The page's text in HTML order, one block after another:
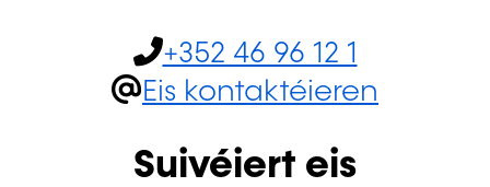
+352 46 96 12 1
Eis kontaktéieren
Suivéiert eis